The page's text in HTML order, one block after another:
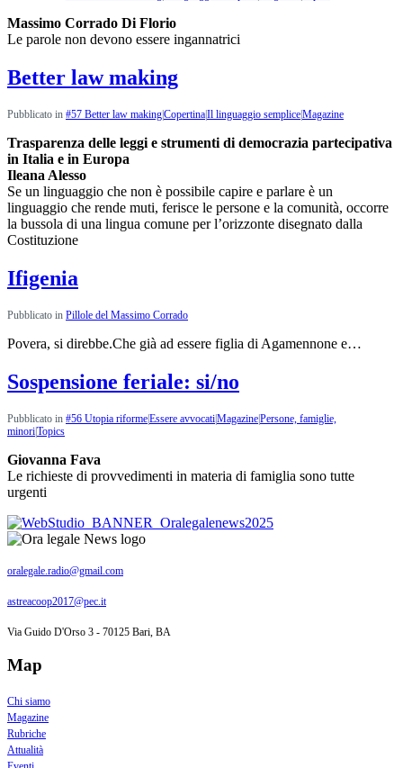
Massimo Corrado Di Florio
Le parole non devono essere ingannatrici
Better law making
Pubblicato in #57 Better law makingCopertinaIl linguaggio sempliceMagazine
Trasparenza delle leggi e strumenti di democrazia partecipativa
in Italia e in Europa
Ileana Alesso
Se un linguaggio che non è possibile capire e parlare è un
linguaggio che rende muti, ferisce le persone e la comunità, occorre
la bussola di una lingua comune per l’orizzonte disegnato dalla
Costituzione
Ifigenia
Pubblicato in Pillole del Massimo Corrado
Povera, si direbbe.Che già ad essere figlia di Agamennone e…
Sospensione feriale: si/no
Pubblicato in #56 Utopia riforme|Essere avvocati|Magazine|Persone, famiglie,
minori|Topics
Giovanna Fava
Le richieste di provvedimenti in materia di famiglia sono tutte
urgenti
oralegale.radio@gmail.com
astreacoop2017@pec.it
Via Guido D'Orso 3 - 70125 Bari, BA
Map
Chi siamo
Magazine
Rubriche
Attualità